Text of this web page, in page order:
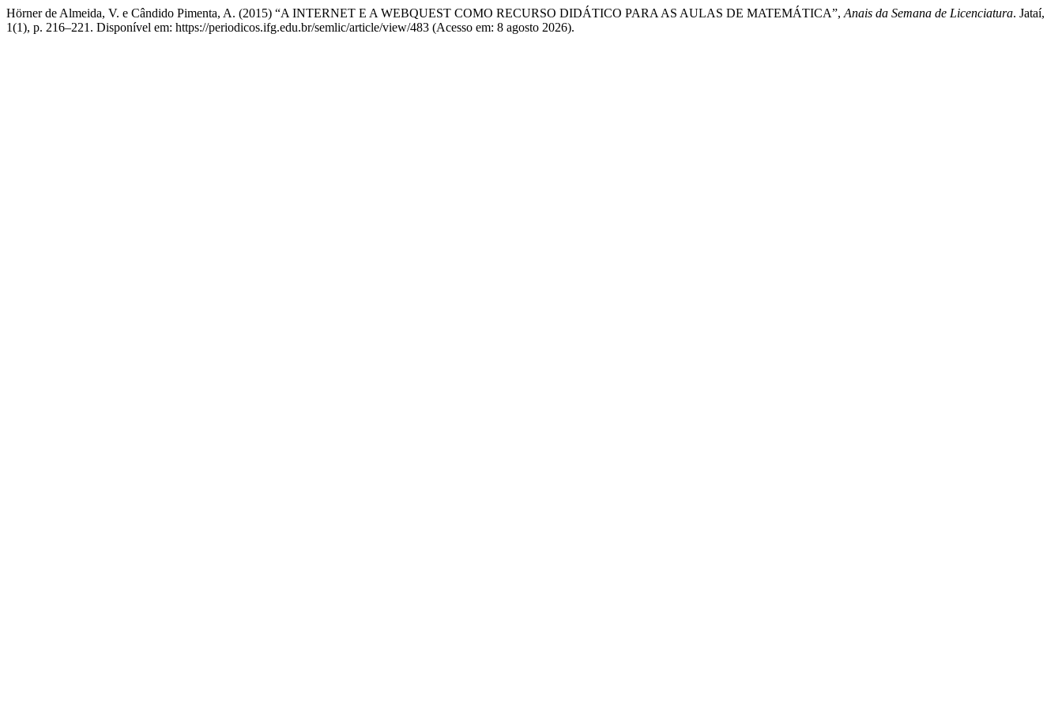
Hörner de Almeida, V. e Cândido Pimenta, A. (2015) “A INTERNET E A WEBQUEST COMO RECURSO DIDÁTICO PARA AS AULAS DE MATEMÁTICA”, Anais da Semana de Licenciatura. Jataí,
1(1), p. 216–221. Disponível em: https://periodicos.ifg.edu.br/semlic/article/view/483 (Acesso em: 8 agosto 2026).